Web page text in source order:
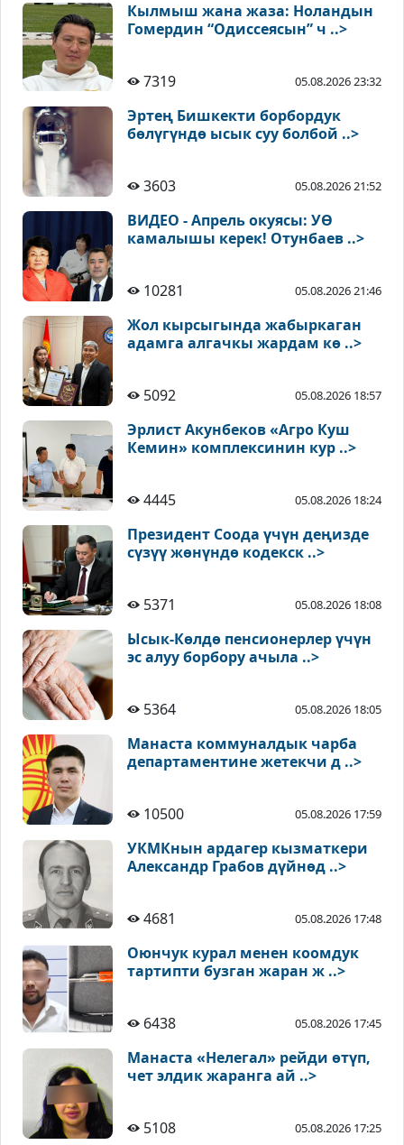
Кылмыш жана жаза: Ноландын
Гомердин “Одиссеясын” ч ..>
7319 05.08.2026 23:32
Эртең Бишкекти борбордук
бөлүгүндө ысык суу болбой ..>
3603 05.08.2026 21:52
ВИДЕО - Апрель окуясы: УӨ
камалышы керек! Отунбаев ..>
10281 05.08.2026 21:46
Жол кырсыгында жабыркаган
адамга алгачкы жардам кө ..>
5092 05.08.2026 18:57
Эрлист Акунбеков «Агро Куш
Кемин» комплексинин кур ..>
4445 05.08.2026 18:24
Президент Соода үчүн деңизде
сүзүү жөнүндө кодекск ..>
5371 05.08.2026 18:08
Ысык-Көлдө пенсионерлер үчүн
эс алуу борбору ачыла ..>
5364 05.08.2026 18:05
Манаста коммуналдык чарба
департаментине жетекчи д ..>
10500 05.08.2026 17:59
УКМКнын ардагер кызматкери
Александр Грабов дүйнөд ..>
4681 05.08.2026 17:48
Оюнчук курал менен коомдук
тартипти бузган жаран ж ..>
6438 05.08.2026 17:45
Манаста «Нелегал» рейди өтүп,
чет элдик жаранга ай ..>
5108 05.08.2026 17:25